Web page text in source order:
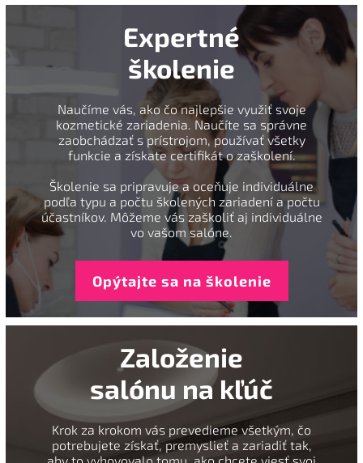
Expertné
školenie
Naučíme vás, ako čo najlepšie využiť svoje
kozmetické zariadenia. Naučíte sa správne
zaobchádzať s prístrojom, používať všetky
funkcie a získate certifikát o zaškolení.
Školenie sa pripravuje a oceňuje individuálne
podľa typu a počtu školených zariadení a počtu
účastníkov. Môžeme vás zaškoliť aj individuálne
vo vašom salóne.
Opýtajte sa na školenie
Založenie
salónu na kľúč
Krok za krokom vás prevedieme všetkým, čo
potrebujete získať, premyslieť a zariadiť tak,